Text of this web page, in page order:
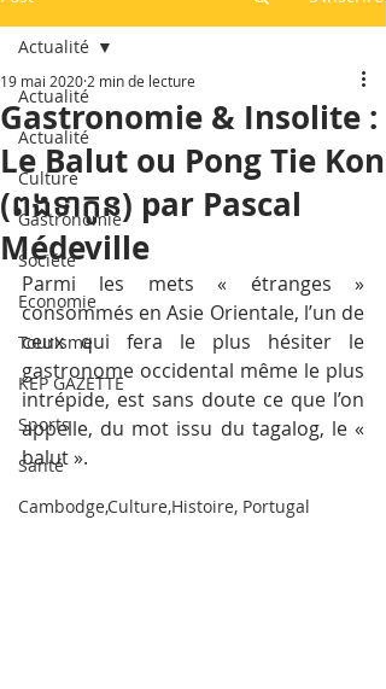
Actualité
Actualité
Culture
Gastronomie
Société
Economie
Tourisme
KEP GAZETTE
Sports
Santé
Cambodge,Culture,Histoire, Portugal
Actualité
Gastronomie & Insolite :
Le Balut ou Pong Tie Kon
(ពងទាកូន) par Pascal
Médeville
19 mai 2020 2 min de lecture
Parmi les mets « étranges »
consommés en Asie Orientale, l’un de
ceux qui fera le plus hésiter le
gastronome occidental même le plus
intrépide, est sans doute ce que l’on
appelle, du mot issu du tagalog, le «
balut ».